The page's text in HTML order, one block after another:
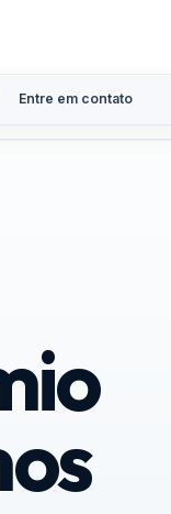
Entre em contato